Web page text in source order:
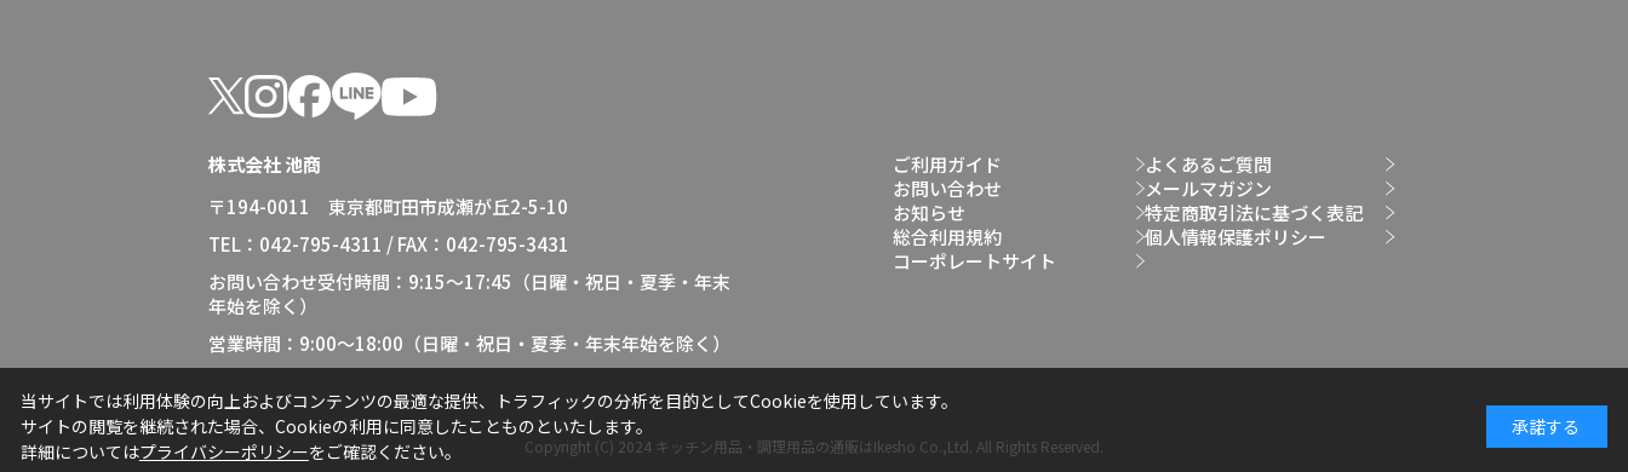
株式会社 池商
〒194-0011 東京都町田市成瀬が丘2-5-10
TEL：042-795-4311 / FAX：042-795-3431
お問い合わせ受付時間：9:15～17:45（日曜・祝日・夏季・年末
年始を除く）
営業時間：9:00～18:00（日曜・祝日・夏季・年末年始を除く）
ご利用ガイド
よくあるご質問
お問い合わせ
メールマガジン
お知らせ
特定商取引法に基づく表記
総合利用規約
個人情報保護ポリシー
コーポレートサイト
Copyright (C) 2024 キッチン用品・調理用品の通販はIkesho Co.,Ltd. All Rights Reserved.
当サイトでは利用体験の向上およびコンテンツの最適な提供、トラフィックの分析を目的としてCookieを使用しています。
サイトの閲覧を継続された場合、Cookieの利用に同意したことものといたします。
詳細についてはプライバシーポリシーをご確認ください。
承諾する